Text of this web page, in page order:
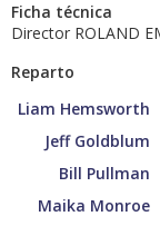
Ficha técnica
Director ROLAND
Reparto
Liam Hemsworth
Jeff Goldblum
Bill Pullman
Maika Monroe